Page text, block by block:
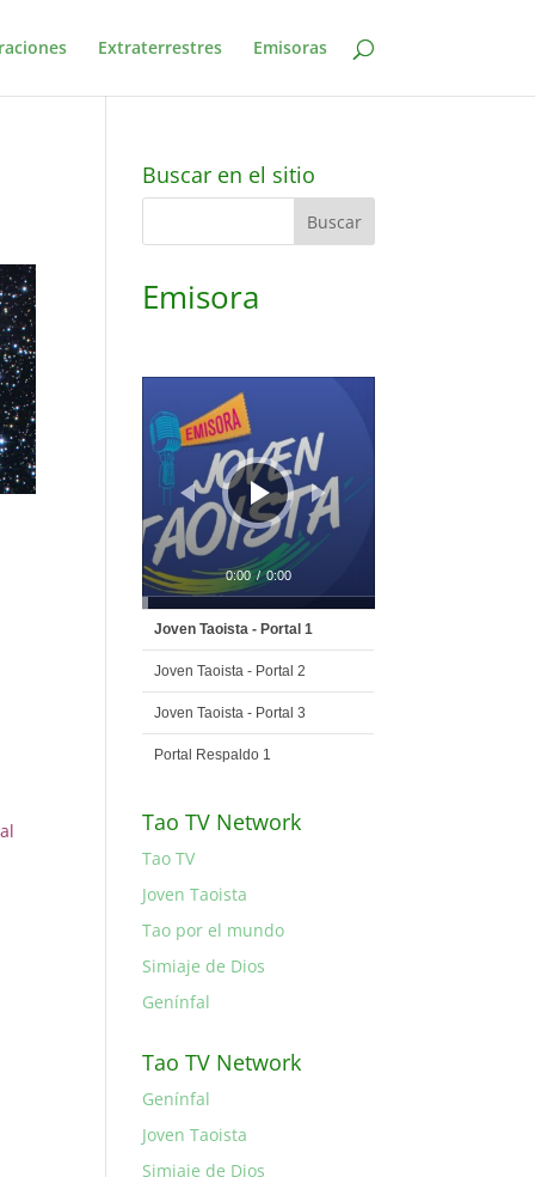
Extraterrestres Emisoras
Buscar en el sitio
Emisora
Reproductor
audio
0:00 / 0:00
Joven Taoista - Portal 1
Joven Taoista - Portal 2
Joven Taoista - Portal 3
Portal Respaldo 1
Tao TV Network
Tao TV
Joven Taoista
Tao por el mundo
Simiaje de Dios
Genínfal
Tao TV Network
Genínfal
Joven Taoista
Simiaje de Dios